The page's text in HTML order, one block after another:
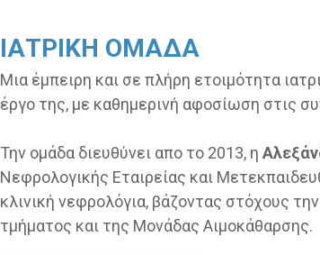
ΙΑΤΡΙΚΗ ΟΜΑΔΑ
Μια έμπειρη και σε πλήρη ετοιμότητα
έργο της, με καθημερινή αφοσίωση στις
Την ομάδα διευθύνει απο το 2013, η
Νεφρολογικής Εταιρείας και
κλινική νεφρολόγια, βάζοντας στόχους
τμήματος και της Μονάδας Αιμοκάθαρσης.